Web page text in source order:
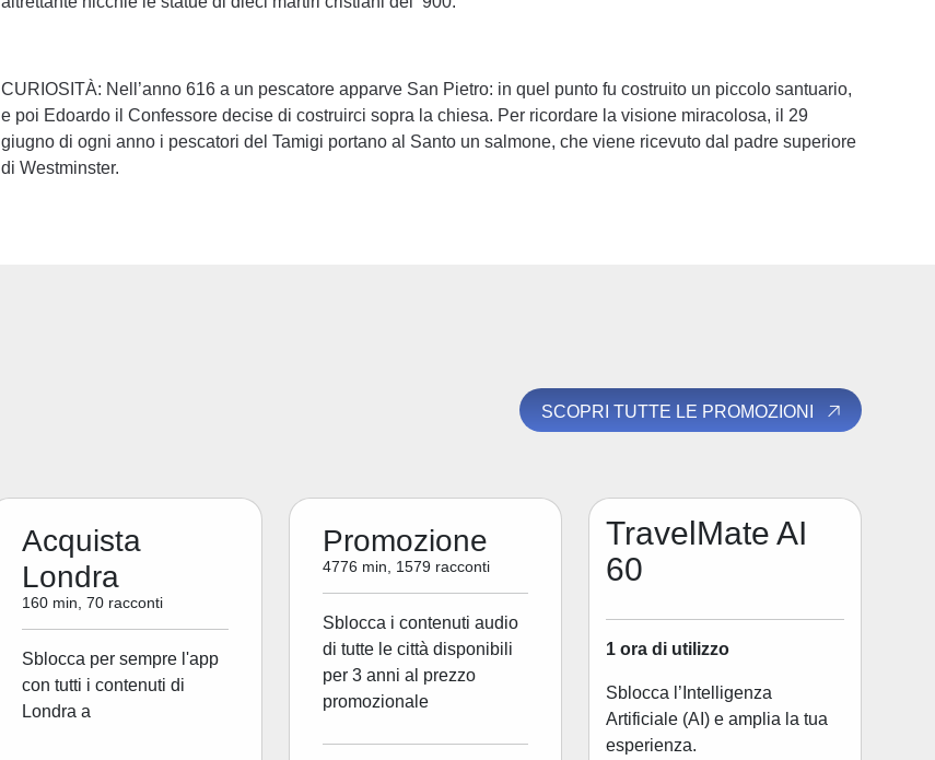
CURIOSITÀ: Nell’anno 616 a un pescatore apparve San Pietro: in quel punto fu costruito un piccolo santuario,
e poi Edoardo il Confessore decise di costruirci sopra la chiesa. Per ricordare la visione miracolosa, il 29
giugno di ogni anno i pescatori del Tamigi portano al Santo un salmone, che viene ricevuto dal padre superiore
di Westminster.
SCOPRI TUTTE LE PROMOZIONI
Acquista
Londra
160 min, 70 racconti
Sblocca per sempre l'app
con tutti i contenuti di
Londra a
Promozione
4776 min, 1579 racconti
Sblocca i contenuti audio
di tutte le città disponibili
per 3 anni al prezzo
promozionale
TravelMate AI
60
1 ora di utilizzo
Sblocca l’Intelligenza
Artificiale (AI) e amplia la tua
esperienza.